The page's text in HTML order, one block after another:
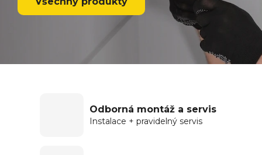
Odborná montáž a servis
Instalace + pravidelný servis